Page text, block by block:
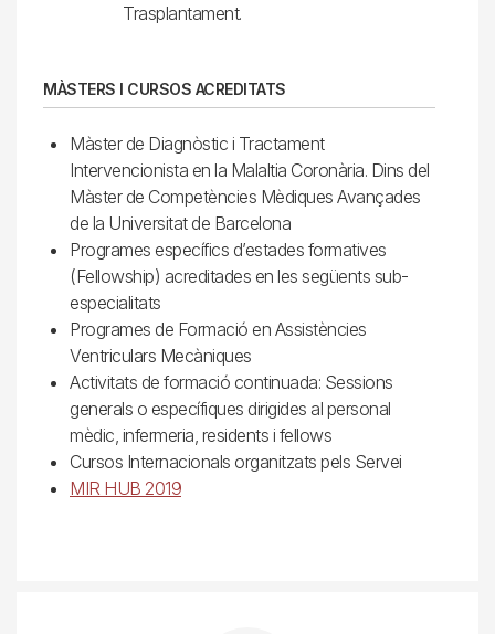
Trasplantament.
MÀSTERS I CURSOS ACREDITATS
Màster de Diagnòstic i Tractament
Intervencionista en la Malaltia Coronària. Dins del
Màster de Competències Mèdiques Avançades
de la Universitat de Barcelona
Programes específics d’estades formatives
(Fellowship) acreditades en les següents sub-
especialitats
Programes de Formació en Assistències
Ventriculars Mecàniques
Activitats de formació continuada: Sessions
generals o específiques dirigides al personal
mèdic, infermeria, residents i fellows
Cursos Internacionals organitzats pels Servei
MIR HUB 2019